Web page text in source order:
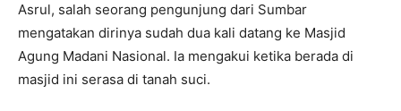
Asrul, salah seorang pengunjung dari Sumbar
mengatakan dirinya sudah dua kali datang ke Masjid
Agung Madani Nasional. Ia mengakui ketika berada di
masjid ini serasa di tanah suci.